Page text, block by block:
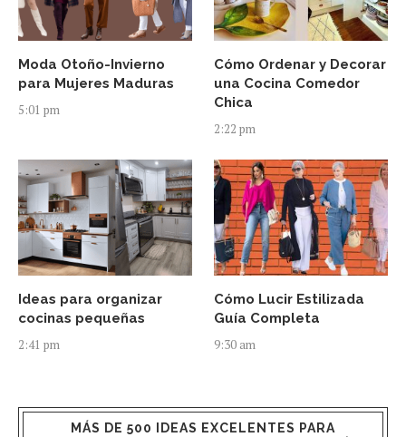
Moda Otoño-Invierno
para Mujeres Maduras
5:01 pm
Cómo Ordenar y Decorar
una Cocina Comedor
Chica
2:22 pm
Ideas para organizar
cocinas pequeñas
2:41 pm
Cómo Lucir Estilizada
Guía Completa
9:30 am
MÁS DE 500 IDEAS EXCELENTES PARA